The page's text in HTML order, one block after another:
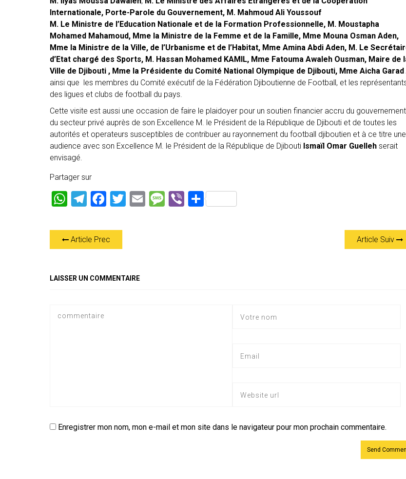
Internationale, Porte-Parole du Gouvernement, M. Mahmoud Ali Youssouf
M. Le Ministre de l’Education Nationale et de la Formation Professionnelle, M. Moustapha
Mohamed Mahamoud, Mme la Ministre de la Femme et de la Famille, Mme Mouna Osman Aden,
Mme la Ministre de la Ville, de l’Urbanisme et de l’Habitat, Mme Amina Abdi Aden, M. Le
d’Etat chargé des Sports, M. Hassan Mohamed KAMIL, Mme Fatouma Awaleh Ousman, Maire de
Ville de Djibouti , Mme la Présidente du Comité National Olympique de Djibouti, Mme Aicha Garad
ainsi que les membres du Comité exécutif de la Fédération Djiboutienne de Football, et les
des ligues et clubs de football du pays.
Cette visite est aussi une occasion de faire le plaidoyer pour un soutien financier accru du
du secteur privé auprès de son Excellence M. le Président de la République de Djibouti et de toutes les
autorités et operateurs susceptibles de contribuer au rayonnement du football djiboutien et à ce titre une
audience avec son Excellence M. le Président de la République de Djibouti Ismaïl Omar Guelleh serait
envisagé.
Partager sur
W
at
s
p
T
e
gr
m
F
ce
b
ok
T
E
M Vi P
Article Prec Article Suiv
LAISSER UN COMMENTAIRE
Enregistrer mon nom, mon e-mail et mon site dans le navigateur pour mon prochain commentaire.